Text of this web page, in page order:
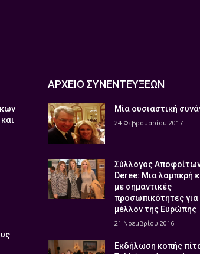
ΑΡΧΕΙΟ ΣΥΝΕΝΤΕΥΞΕΩΝ
Μία ουσιαστική
24 Φεβρουαρίου 2017
Σύλλογος
Deree: Μια λαμπερή
με σημαντικές
προσωπικότητες για
μέλλον της Ευρώπης
21 Νοεμβρίου 2016
Εκδήλωση κοπής